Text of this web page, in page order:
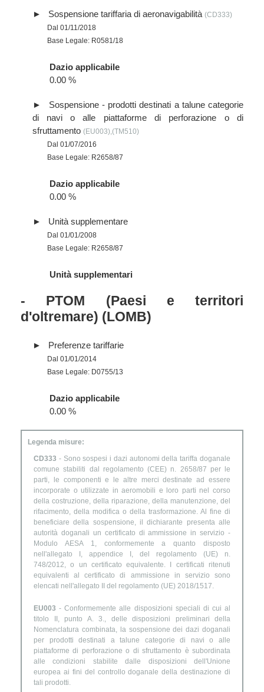
Sospensione tariffaria di aeronavigabilità (CD333)
Dal 01/11/2018
Base Legale: R0581/18
Dazio applicabile
0.00 %
Sospensione - prodotti destinati a talune categorie
di navi o alle piattaforme di perforazione o di
sfruttamento (EU003),(TM510)
Dal 01/07/2016
Base Legale: R2658/87
Dazio applicabile
0.00 %
Unità supplementare
Dal 01/01/2008
Base Legale: R2658/87
Unità supplementari
- PTOM (Paesi e territori
d'oltremare) (LOMB)
Preferenze tariffarie
Dal 01/01/2014
Base Legale: D0755/13
Dazio applicabile
0.00 %
Legenda misure:
CD333 - Sono sospesi i dazi autonomi della tariffa doganale
comune stabiliti dal regolamento (CEE) n. 2658/87 per le
parti, le componenti e le altre merci destinate ad essere
incorporate o utilizzate in aeromobili e loro parti nel corso
della costruzione, della riparazione, della manutenzione, del
rifacimento, della modifica o della trasformazione. Al fine di
beneficiare della sospensione, il dichiarante presenta alle
autorità doganali un certificato di ammissione in servizio -
Modulo AESA 1, conformemente a quanto disposto
nell'allegato I, appendice I, del regolamento (UE) n.
748/2012, o un certificato equivalente. I certificati ritenuti
equivalenti al certificato di ammissione in servizio sono
elencati nell'allegato II del regolamento (UE) 2018/1517.
EU003 - Conformemente alle disposizioni speciali di cui al
titolo II, punto A. 3., delle disposizioni preliminari della
Nomenclatura combinata, la sospensione dei dazi doganali
per prodotti destinati a talune categorie di navi o alle
piattaforme di perforazione o di sfruttamento è subordinata
alle condizioni stabilite dalle disposizioni dell'Unione
europea ai fini del controllo doganale della destinazione di
tali prodotti.